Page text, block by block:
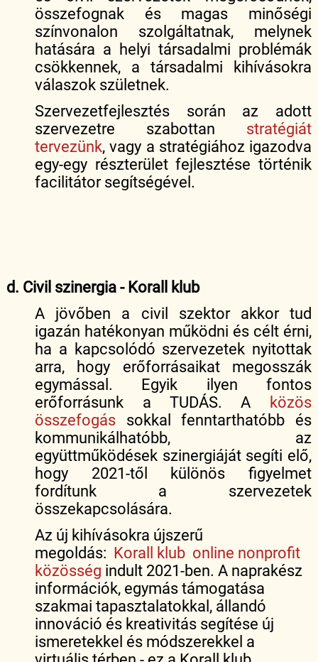
összefognak és magas minőségi
színvonalon szolgáltatnak, melynek
hatására a helyi társadalmi problémák
csökkennek, a társadalmi kihívásokra
válaszok születnek.
Szervezetfejlesztés során az adott
szervezetre szabottan stratégiát
tervezünk, vagy a stratégiához igazodva
egy-egy részterület fejlesztése történik
facilitátor segítségével.
d. Civil szinergia - Korall klub
A jövőben a civil szektor akkor tud
igazán hatékonyan működni és célt érni,
ha a kapcsolódó szervezetek nyitottak
arra, hogy erőforrásaikat megosszák
egymással. Egyik ilyen fontos
erőforrásunk a TUDÁS. A
közös
összefogás sokkal fenntarthatóbb és
kommunikálhatóbb, az
együttműködések szinergiáját segíti elő,
hogy 2021-től különös figyelmet
fordítunk a szervezetek
összekapcsolására.
Az új kihívásokra újszerű
megoldás: Korall klub online nonprofit
közösség indult 2021-ben. A naprakész
információk, egymás támogatása
szakmai tapasztalatokkal, állandó
innováció és kreativitás segítése új
ismeretekkel és módszerekkel a